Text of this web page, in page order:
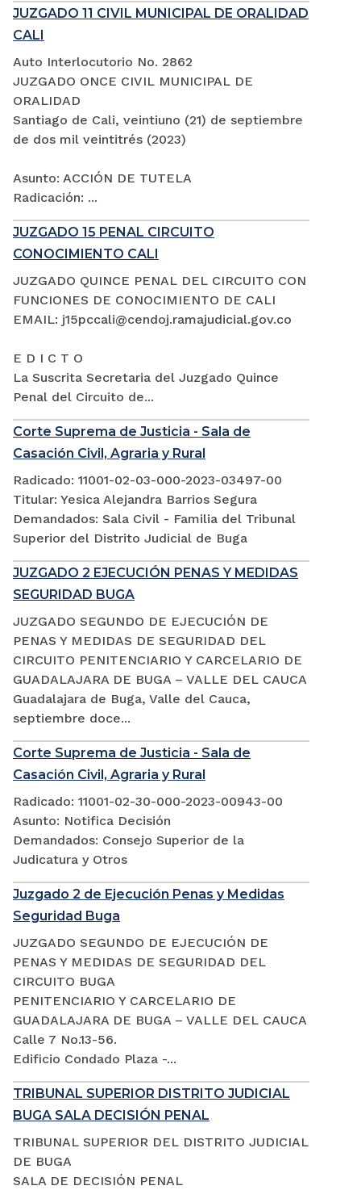
JUZGADO 11 CIVIL MUNICIPAL DE ORALIDAD
CALI
Auto Interlocutorio No. 2862
JUZGADO ONCE CIVIL MUNICIPAL DE
ORALIDAD
Santiago de Cali, veintiuno (21) de septiembre
de dos mil veintitrés (2023)
Asunto: ACCIÓN DE TUTELA
Radicación: ...
JUZGADO 15 PENAL CIRCUITO
CONOCIMIENTO CALI
JUZGADO QUINCE PENAL DEL CIRCUITO CON
FUNCIONES DE CONOCIMIENTO DE CALI
EMAIL: j15pccali@cendoj.ramajudicial.gov.co
E D I C T O
La Suscrita Secretaria del Juzgado Quince
Penal del Circuito de...
Corte Suprema de Justicia - Sala de
Casación Civil, Agraria y Rural
Radicado: 11001-02-03-000-2023-03497-00
Titular: Yesica Alejandra Barrios Segura
Demandados: Sala Civil - Familia del Tribunal
Superior del Distrito Judicial de Buga
JUZGADO 2 EJECUCIÓN PENAS Y MEDIDAS
SEGURIDAD BUGA
JUZGADO SEGUNDO DE EJECUCIÓN DE
PENAS Y MEDIDAS DE SEGURIDAD DEL
CIRCUITO PENITENCIARIO Y CARCELARIO DE
GUADALAJARA DE BUGA – VALLE DEL CAUCA
Guadalajara de Buga, Valle del Cauca,
septiembre doce...
Corte Suprema de Justicia - Sala de
Casación Civil, Agraria y Rural
Radicado: 11001-02-30-000-2023-00943-00
Asunto: Notifica Decisión
Demandados: Consejo Superior de la
Judicatura y Otros
Juzgado 2 de Ejecución Penas y Medidas
Seguridad Buga
JUZGADO SEGUNDO DE EJECUCIÓN DE
PENAS Y MEDIDAS DE SEGURIDAD DEL
CIRCUITO BUGA
PENITENCIARIO Y CARCELARIO DE
GUADALAJARA DE BUGA – VALLE DEL CAUCA
Calle 7 No.13-56.
Edificio Condado Plaza -...
TRIBUNAL SUPERIOR DISTRITO JUDICIAL
BUGA SALA DECISIÓN PENAL
TRIBUNAL SUPERIOR DEL DISTRITO JUDICIAL
DE BUGA
SALA DE DECISIÓN PENAL